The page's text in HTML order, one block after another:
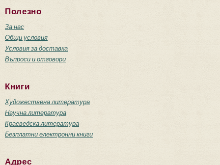
Полезно
За нас
Общи условия
Условия за доставка
Въпроси и отговори
Книги
Художествена литература
Научна литература
Краеведска литература
Безплатни електронни книги
Адрес